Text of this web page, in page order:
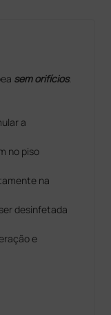
sem orifícios.
a
no piso
na
desinfetada
e